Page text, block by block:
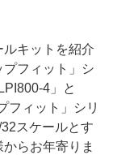
キットを紹介
フィット」シ
4」と
フィット」シリ
スケールとす
らお年寄りま